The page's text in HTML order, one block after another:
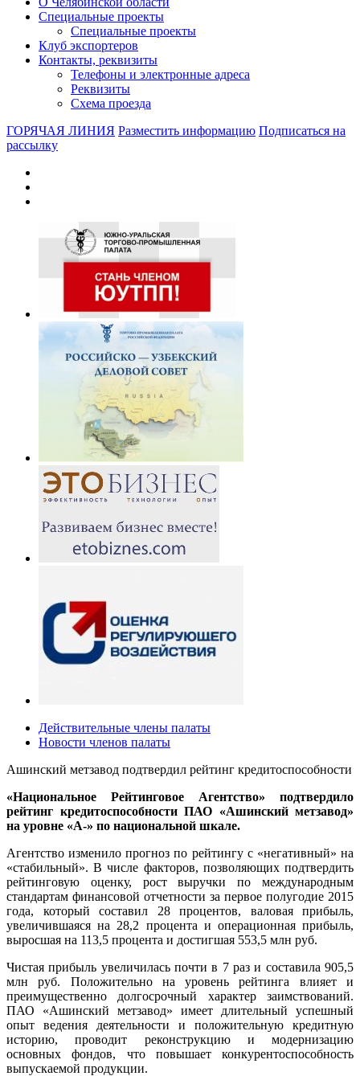
Специальные проекты
Специальные проекты
Клуб экспортеров
Контакты, реквизиты
Телефоны и электронные адреса
Реквизиты
Схема проезда
ГОРЯЧАЯ ЛИНИЯ Разместить информацию Подписаться на
рассылку
Действительные члены палаты
Новости членов палаты
Ашинский метзавод подтвердил рейтинг кредитоспособности
«Национальное Рейтинговое Агентство» подтвердило
рейтинг кредитоспособности ПАО «Ашинский метзавод»
на уровне «А-» по национальной шкале.
Агентство изменило прогноз по рейтингу с «негативный» на
«стабильный». В числе факторов, позволяющих подтвердить
рейтинговую оценку, рост выручки по международным
стандартам финансовой отчетности за первое полугодие 2015
года, который составил 28 процентов, валовая прибыль,
увеличившаяся на 28,2 процента и операционная прибыль,
выросшая на 113,5 процента и достигшая 553,5 млн руб.
Чистая прибыль увеличилась почти в 7 раз и составила 905,5
млн руб. Положительно на уровень рейтинга влияет и
преимущественно долгосрочный характер заимствований.
ПАО «Ашинский метзавод» имеет длительный успешный
опыт ведения деятельности и положительную кредитную
историю, проводит реконструкцию и модернизацию
основных фондов, что повышает конкурентоспособность
выпускаемой продукции.